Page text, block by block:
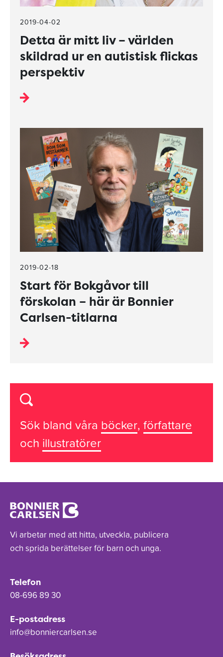
2019-04-02
Detta är mitt liv – världen
skildrad ur en autistisk flickas
perspektiv
2019-02-18
Start för Bokgåvor till
förskolan – här är Bonnier
Carlsen-titlarna
Sök bland våra böcker, författare
och illustratörer
Vi arbetar med att hitta, utveckla, publicera
och sprida berättelser för barn och unga.
Telefon
08-696 89 30
E-postadress
info@bonniercarlsen.se